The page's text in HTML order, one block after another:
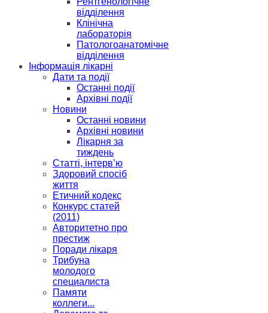
відділення
Клінічна
лабораторія
Патологоанатомічне
відділення
Інформація лікарні
Дати та події
Останні події
Архівні події
Новини
Останні новини
Архівні новини
Лікарня за
тиждень
Статті, інтерв’ю
Здоровий спосіб
життя
Етичний кодекс
Конкурс статей
(2011)
Авторитетно про
престиж
Поради лікаря
Трибуна
молодого
специалиста
Памяти
коллеги...